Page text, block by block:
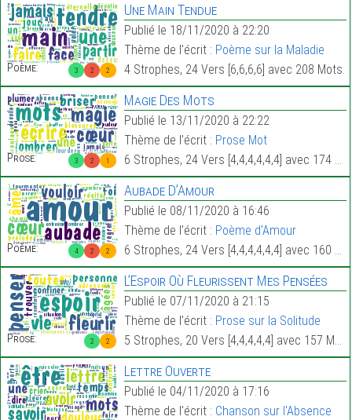
3 2 2
Poème:
Une Main Tendue
Publié le 18/11/2020 à 22:20
Thème de l'écrit : Poème sur la Maladie
4 Strophes, 24 Vers [6,6,6,6] avec 208 Mots.
3 2 1
Prose:
Magie Des Mots
Publié le 13/11/2020 à 22:22
Thème de l'écrit : Prose Mot
6 Strophes, 24 Vers [4,4,4,4,4,4] avec 174 Mots.
4 2 2
Poème:
Aubade D’Amour
Publié le 08/11/2020 à 16:46
Thème de l'écrit : Poème d'Amour
6 Strophes, 24 Vers [4,4,4,4,4,4] avec 160 Mots.
2 2
Prose:
L’Espoir Où Fleurissent Mes Pensées
Publié le 07/11/2020 à 21:15
Thème de l'écrit : Prose sur la Solitude
5 Strophes, 20 Vers [4,4,4,4,4] avec 157 Mots.
Lettre Ouverte
Publié le 04/11/2020 à 17:16
Thème de l'écrit : Chanson sur l'Absence